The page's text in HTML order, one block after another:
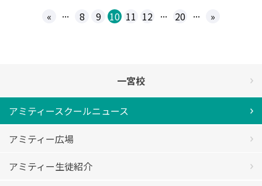
« ... 8 9 10 11 12 ... 20 ... »
一宮校
アミティースクールニュース
アミティー広場
アミティー生徒紹介